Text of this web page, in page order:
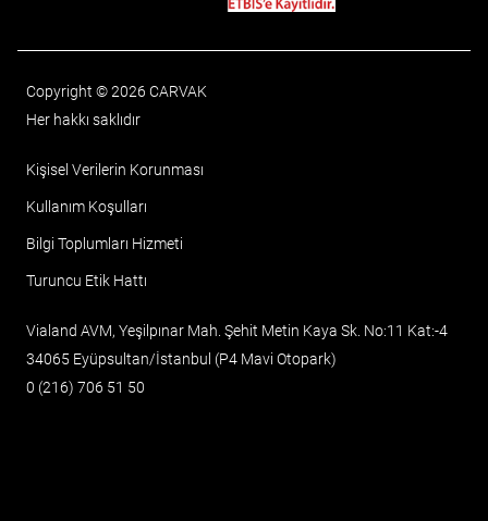
Copyright © 2026 CARVAK
Her hakkı saklıdır
Kişisel Verilerin Korunması
Kullanım Koşulları
Bilgi Toplumları Hizmeti
Turuncu Etik Hattı
Vialand AVM, Yeşilpınar Mah. Şehit Metin Kaya Sk. No:11 Kat:-4
34065 Eyüpsultan/İstanbul (P4 Mavi Otopark)
0 (216) 706 51 50